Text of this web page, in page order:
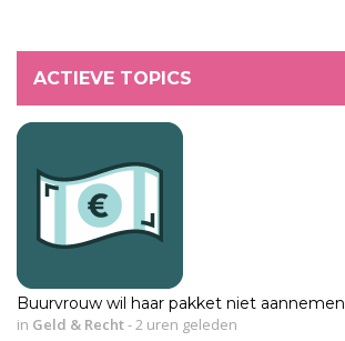
ACTIEVE TOPICS
Buurvrouw wil haar pakket niet aannemen
in Geld & Recht-2 uren geleden